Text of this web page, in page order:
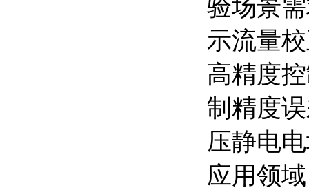
验场景
示流量
高精度
制精度
压静电
应用领